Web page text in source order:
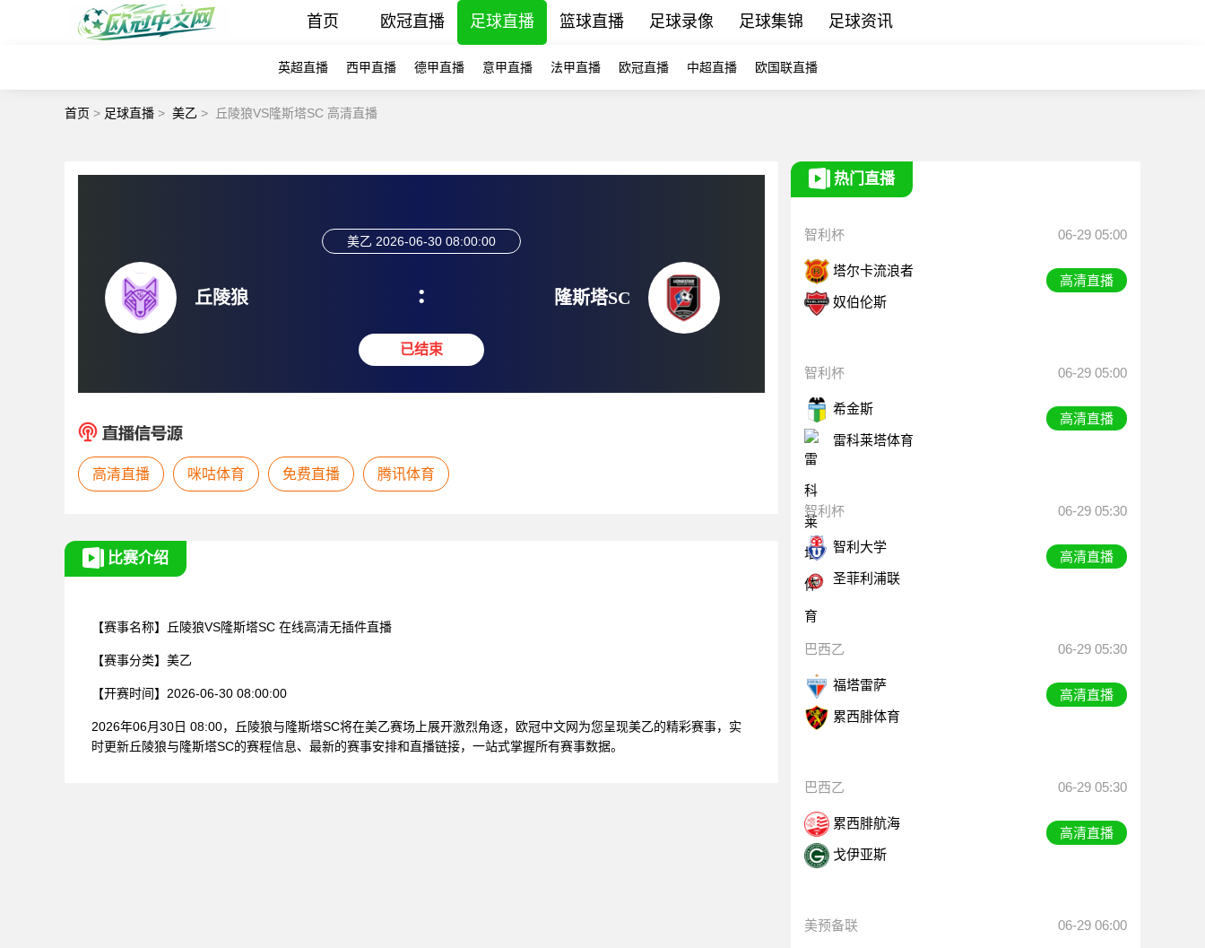
首页 欧冠直播 足球直播 篮球直播 足球录像 足球集锦 足球资讯
英超直播 西甲直播 德甲直播 意甲直播 法甲直播 欧冠直播 中超直播 欧国联直播
首页 > 足球直播 > 美乙 > 丘陵狼VS隆斯塔SC 高清直播
丘陵狼
美乙 2026-06-30 08:00:00
:
已结束
隆斯塔SC
高清直播 咪咕体育 免费直播 腾讯体育
比赛介绍
【赛事名称】 丘陵狼VS隆斯塔SC 在线高清无插件直播
【赛事分类】 美乙
【开赛时间】 2026-06-30 08:00:00
2026年06月30日 08:00，丘陵狼与隆斯塔SC将在美乙赛场上展开激烈角逐，欧冠中文网为您呈现美乙的精彩赛事，实
时更新丘陵狼与隆斯塔SC的赛程信息、最新的赛事安排和直播链接，一站式掌握所有赛事数据。
热门直播
智利杯 06-29 05:00
塔尔卡流浪者
奴伯伦斯
高清直播
智利杯 06-29 05:00
希金斯
雷科莱塔体育
高清直播
智利杯 06-29 05:30
智利大学
圣菲利浦联
高清直播
巴西乙 06-29 05:30
福塔雷萨
累西腓体育
高清直播
巴西乙 06-29 05:30
累西腓航海
戈伊亚斯
高清直播
美预备联 06-29 06:00